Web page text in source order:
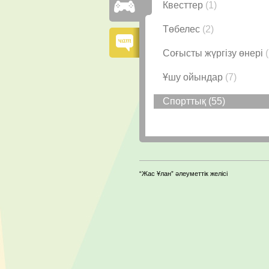
Квесттер (1)
Төбелес (2)
Соғысты жүргізу өнері
Ұшу ойындар (7)
Спорттық (55)
“Жас Ұлан” әлеуметтік желісі